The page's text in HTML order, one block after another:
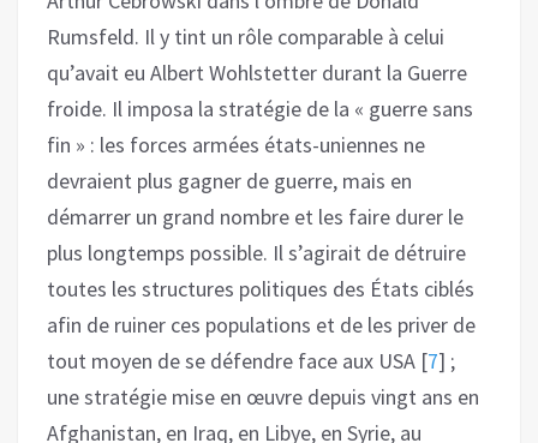
Rumsfeld. Il y tint un rôle comparable à celui
qu’avait eu Albert Wohlstetter durant la Guerre
froide. Il imposa la stratégie de la « guerre sans
fin » : les forces armées états-uniennes ne
devraient plus gagner de guerre, mais en
démarrer un grand nombre et les faire durer le
plus longtemps possible. Il s’agirait de détruire
toutes les structures politiques des États ciblés
afin de ruiner ces populations et de les priver de
tout moyen de se défendre face aux USA [7] ;
une stratégie mise en œuvre depuis vingt ans en
Afghanistan, en Iraq, en Libye, en Syrie, au